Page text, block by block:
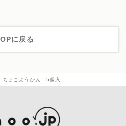
に戻る
ちょこようかん 5個入